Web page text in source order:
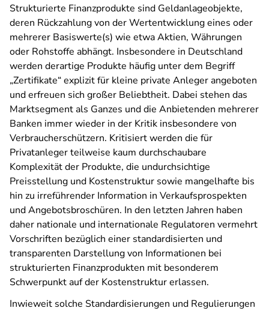
Strukturierte Finanzprodukte sind Geldanlageobjekte,
deren Rückzahlung von der Wertentwicklung eines oder
mehrerer Basiswerte(s) wie etwa Aktien, Währungen
oder Rohstoffe abhängt. Insbesondere in Deutschland
werden derartige Produkte häufig unter dem Begriff
„Zertifikate“ explizit für kleine private Anleger angeboten
und erfreuen sich großer Beliebtheit. Dabei stehen das
Marktsegment als Ganzes und die Anbietenden mehrerer
Banken immer wieder in der Kritik insbesondere von
Verbraucherschützern. Kritisiert werden die für
Privatanleger teilweise kaum durchschaubare
Komplexität der Produkte, die undurchsichtige
Preisstellung und Kostenstruktur sowie mangelhafte bis
hin zu irreführender Information in Verkaufsprospekten
und Angebotsbroschüren. In den letzten Jahren haben
daher nationale und internationale Regulatoren vermehrt
Vorschriften bezüglich einer standardisierten und
transparenten Darstellung von Informationen bei
strukturierten Finanzprodukten mit besonderem
Schwerpunkt auf der Kostenstruktur erlassen.
Inwieweit solche Standardisierungen und Regulierungen